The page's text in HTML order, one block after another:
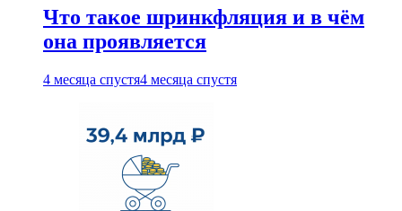
Что такое шринкфляция и в чём
она проявляется
4 месяца спустя4 месяца спустя